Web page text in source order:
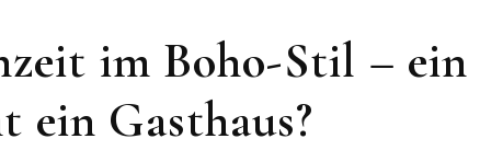
im Boho-Stil – ein
ein Gasthaus?